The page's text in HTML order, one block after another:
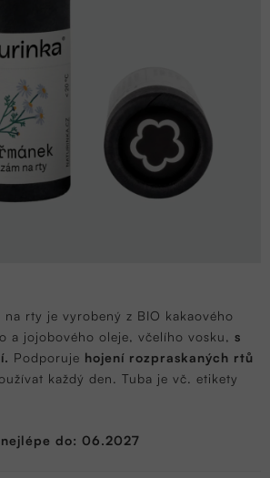
na rty je vyrobený z BIO kakaového
a jojobového oleje, včelího vosku, s
Podporuje hojení rozpraskaných rtů
každý den. Tuba je vč. etikety
do: 06.2027